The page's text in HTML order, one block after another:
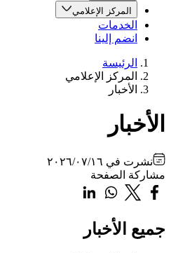
المركز الإعلامي
الخدمات
انضم إلينا
الرئيسة
المركز الإعلامي
الأخبار
الأخبار
نشرت في ٢٠٢٦/٠٧/١٦
مشاركة الصفحة
جميع الأخبار